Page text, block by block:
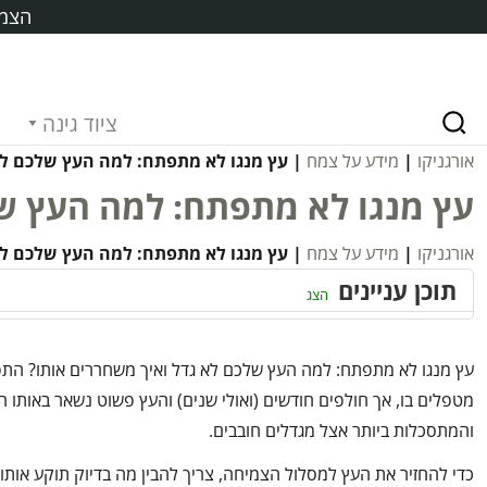
ציוד גינה
אורגניקו | מידע על צמח | עץ מנגו לא מתפתח: למה העץ שלכם
עץ מנגו לא מתפתח: למה העץ
אורגניקו | מידע על צמח | עץ מנגו לא מתפתח: למה העץ שלכם
תוכן עניינים הצג
עץ מנגו לא מתפתח: למה העץ שלכם לא גדל ואיך משחררים אותו?
מטפלים בו, אך חולפים חודשים (ואולי שנים) והעץ פשוט נשאר
והמתסכלות ביותר אצל מגדלים חובבים.
כדי להחזיר את העץ למסלול הצמיחה, צריך להבין מה בדיוק תוקע